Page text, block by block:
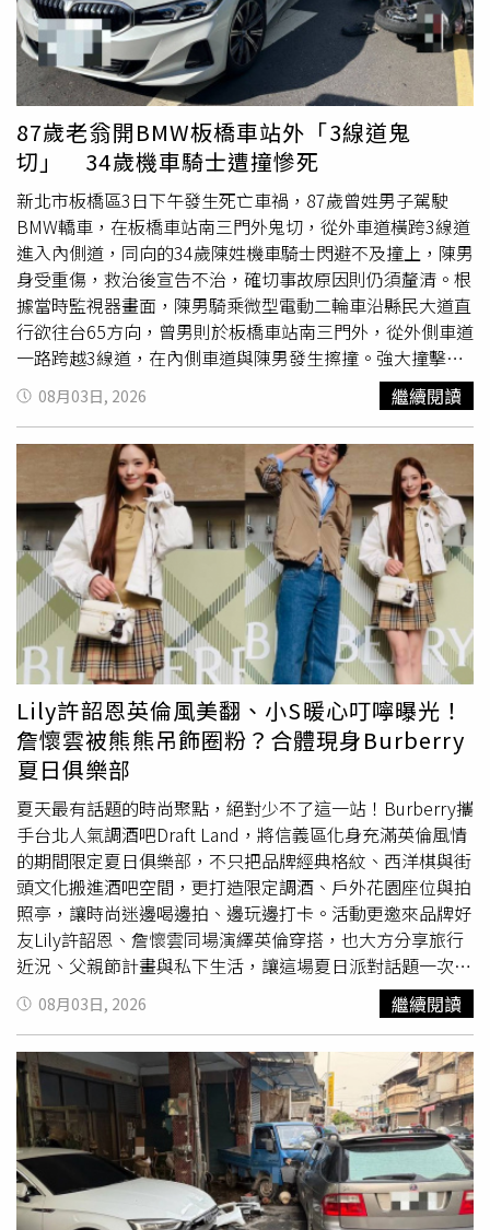
之指示」製單舉發，2張罰單可處1500元到3600元罰鍰，確
切事故肇責則仍待調查釐清。
87歲老翁開BMW板橋車站外「3線道鬼
切」 34歲機車騎士遭撞慘死
新北市板橋區3日下午發生死亡車禍，87歲曾姓男子駕駛
BMW轎車，在板橋車站南三門外鬼切，從外車道橫跨3線道
進入內側道，同向的34歲陳姓機車騎士閃避不及撞上，陳男
身受重傷，救治後宣告不治，確切事故原因則仍須釐清。根
據當時監視器畫面，陳男騎乘微型電動二輪車沿縣民大道直
行欲往台65方向，曾男則於板橋車站南三門外，從外側車道
一路跨越3線道，在內側車道與陳男發生擦撞。強大撞擊力
道讓陳男重摔倒地，警消趕抵後連忙將他送醫救治，但陳男
傷勢嚴重，緊急救治後仍在下午4時35分宣告不治，警方調
查確認曾男持照正常、無酒駕情勢，確切事故原因和肇事責
任則仍待調查釐清。
08月03日, 2026 繼續閱讀
Lily許韶恩英倫風美翻、小S暖心叮嚀曝光！
詹懷雲被熊熊吊飾圈粉？合體現身Burberry
夏日俱樂部
夏天最有話題的時尚聚點，絕對少不了這一站！Burberry攜
手台北人氣調酒吧Draft Land，將信義區化身充滿英倫風情
的期間限定夏日俱樂部，不只把品牌經典格紋、西洋棋與街
頭文化搬進酒吧空間，更打造限定調酒、戶外花園座位與拍
照亭，讓時尚迷邊喝邊拍、邊玩邊打卡。活動更邀來品牌好
友Lily許韶恩、詹懷雲同場演繹英倫穿搭，也大方分享旅行
近況、父親節計畫與私下生活，讓這場夏日派對話題一次拉
滿。（圖／品牌提供、記者拍攝）Lily許韶恩甜美學院風登
場 包包熊吊飾成最萌亮點Lily許韶恩這次以一身清新英倫
學院風現身，身穿貝殼白Ladymoor短版外套，內搭戰馬騎
士Polo衫，再配上經典格紋迷你蘇格蘭裙，完美展現青春
感。肩上的Bloomsbury小牛皮包則掛上最新泰迪熊吊飾，
可愛細節瞬間成為整體造型焦點，也呼應近年最夯的包包吊
飾風潮。（圖／記者拍攝）談到近況，Lily透露最近與家人
一起旅行，也分享自己最喜歡《火影忍者》中的角色「李洛
克（小李）」。聊到姊姊的話題新劇時，她笑說，每次看到
08月03日, 2026 繼續閱讀